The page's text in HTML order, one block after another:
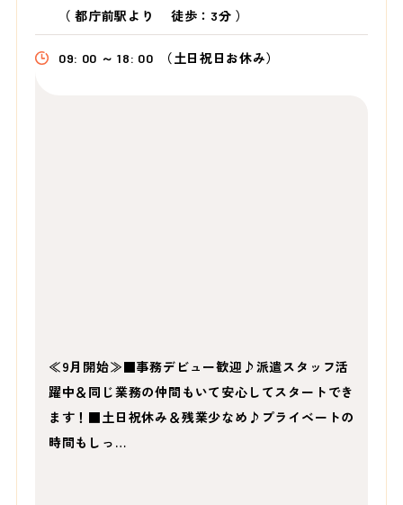
（都庁前駅より 徒歩：3分 ）
09: 00 ～ 18: 00 （土日祝日お休み）
≪9月開始≫■事務デビュー歓迎♪派遣スタッフ活
躍中＆同じ業務の仲間もいて安心してスタートでき
ます！■土日祝休み＆残業少なめ♪プライベートの
時間もしっ…